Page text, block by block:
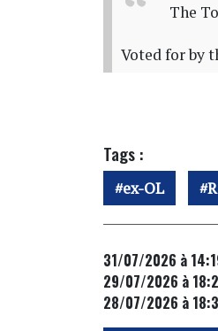
The
Voted for by
Tags :
ex-OL
31/07/2026 à
29/07/2026 à
28/07/2026 à